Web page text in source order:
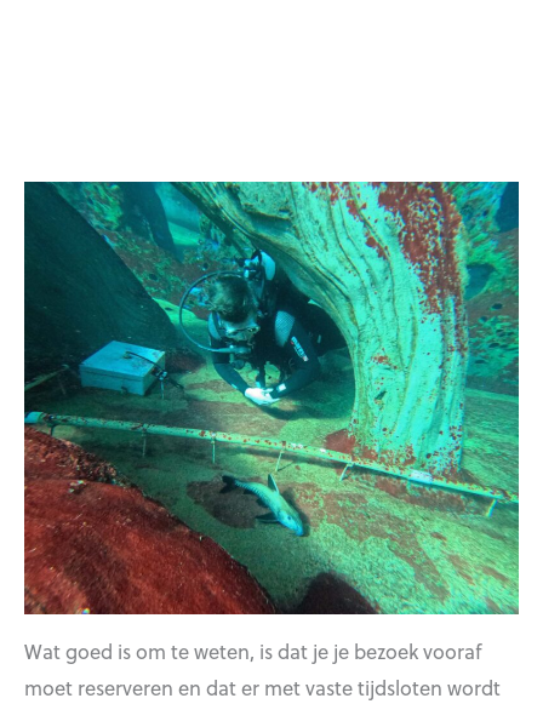
Wat goed is om te weten, is dat je je bezoek vooraf
moet reserveren en dat er met vaste tijdsloten wordt